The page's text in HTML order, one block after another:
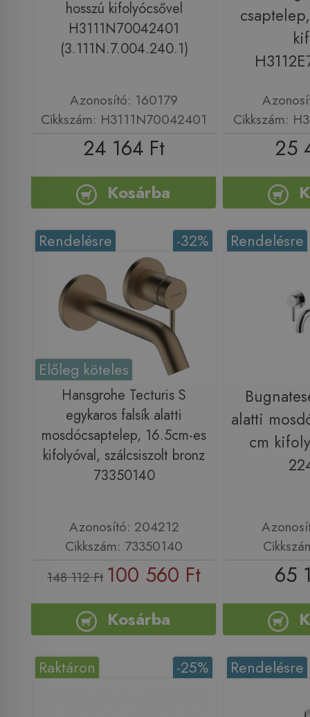
hosszú kifolyócsővel
H3111N70042401
(3.111N.7.004.240.1)
Azonosító: 160179
Cikkszám: H3111N70042401
24 164 Ft
Kosárba
Cikkszám:
25
-32%
Rendelésre
Előleg köteles
Hansgrohe Tecturis S
egykaros falsík alatti
mosdócsaptelep, 16.5cm-es
kifolyóval, szálcsiszolt bronz
73350140
Azonosító: 204212
Cikkszám: 73350140
148 112 Ft 100 560 Ft
Kosárba
Rendelésre
alatti
cm
65
-25%
Raktáron Rendelésre